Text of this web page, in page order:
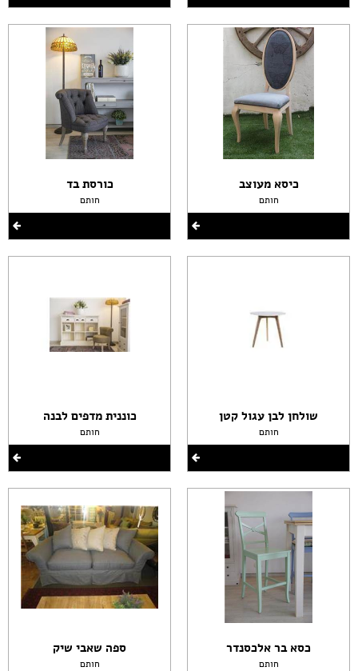
כיסא מעוצב
חותם
שולחן לבן עגול קטן
חותם
כסא בר אלכסנדר
חותם
כורסת בד
חותם
כוננית מדפים לבנה
חותם
ספה שאבי שיק
חותם